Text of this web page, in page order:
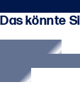
Das könnte